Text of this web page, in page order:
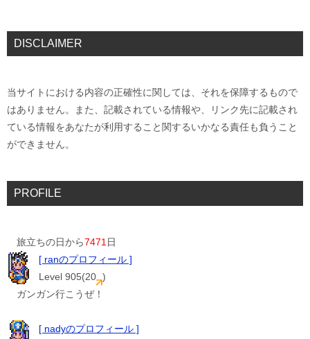
DISCLAIMER
当サイトにおける内容の正確性に関しては、それを保障するもので
はありません。また、記載されている情報や、リンク先に記載され
ている情報をあなたが利用すること関するいかなる責任も負うこと
ができません。
PROFILE
旅立ちの日から7471 日
[ ranのプロフィール ]
Level 905(20 )
ガンガン行こうぜ！
[ nadyのプロフィール ]